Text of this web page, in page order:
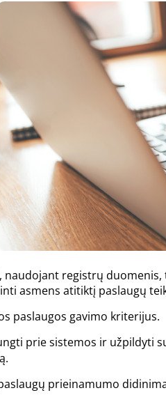
registrų
asmens atitiktį paslaugų
paslaugos gavimo kriterijus.
prie sistemos ir užpildyti
prieinamumo